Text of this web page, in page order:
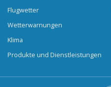
Flugwetter
Wetterwarnungen
Klima
Produkte und Dienstleistungen